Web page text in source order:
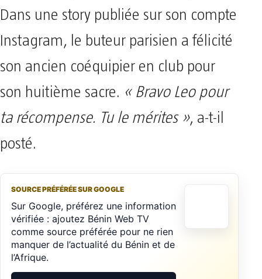
Dans une story publiée sur son compte
Instagram, le buteur parisien a félicité
son ancien coéquipier en club pour
son huitième sacre. « Bravo Leo pour
ta récompense. Tu le mérites », a-t-il
posté.
SOURCE PRÉFÉRÉE SUR GOOGLE
Sur Google, préférez une information
vérifiée : ajoutez Bénin Web TV
comme source préférée pour ne rien
manquer de l’actualité du Bénin et de
l’Afrique.